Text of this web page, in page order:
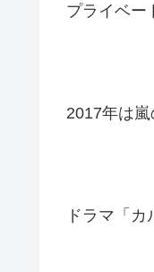
プライベー
2017年は
ドラマ「